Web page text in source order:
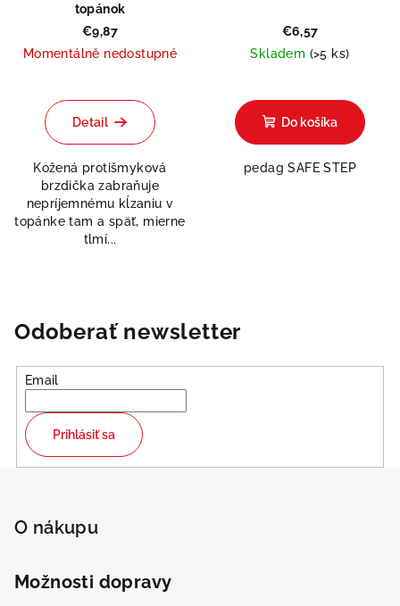
topánok
€9,87
Momentálně nedostupné
Detail
Kožená protišmyková
brzdička zabraňuje
nepríjemnému kĺzaniu v
topánke tam a späť, mierne
tlmí...
€6,57
Skladem (>5 ks)
Do košíka
pedag SAFE STEP
Odoberať newsletter
Email
Prihlásiť sa
O nákupu
Možnosti dopravy